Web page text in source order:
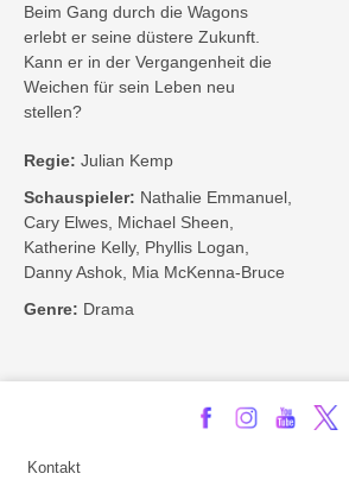
Beim Gang durch die Wagons
erlebt er seine düstere Zukunft.
Kann er in der Vergangenheit die
Weichen für sein Leben neu
stellen?
Regie: Julian Kemp
Schauspieler: Nathalie Emmanuel,
Cary Elwes, Michael Sheen,
Katherine Kelly, Phyllis Logan,
Danny Ashok, Mia McKenna-Bruce
Genre: Drama
Kontakt